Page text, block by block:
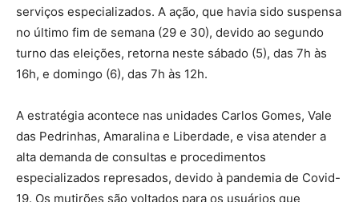
serviços especializados. A ação, que havia sido suspensa
no último fim de semana (29 e 30), devido ao segundo
turno das eleições, retorna neste sábado (5), das 7h às
16h, e domingo (6), das 7h às 12h.
A estratégia acontece nas unidades Carlos Gomes, Vale
das Pedrinhas, Amaralina e Liberdade, e visa atender a
alta demanda de consultas e procedimentos
especializados represados, devido à pandemia de Covid-
19. Os mutirões são voltados para os usuários que